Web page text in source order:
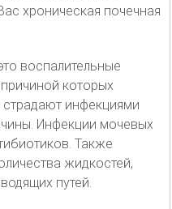
хроническая почечная
воспалительные
которых
инфекциями
Инфекции мочевых
Также
жидкостей,
путей.